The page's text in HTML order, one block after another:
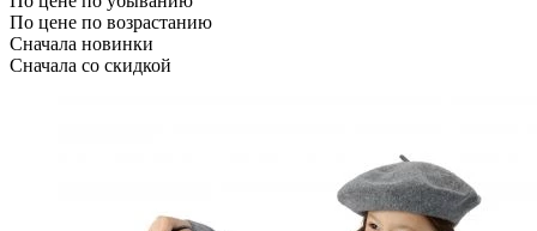
По цене по возрастанию
Сначала новинки
Сначала со скидкой